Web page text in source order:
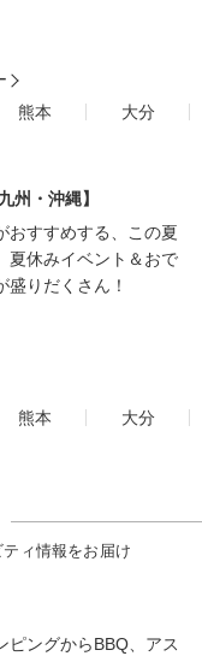
熊本
大分
州・沖縄】
おすすめする、この夏
夏休みイベント＆おで
盛りだくさん！
熊本
大分
ィ情報をお届け
ピングからBBQ、アス